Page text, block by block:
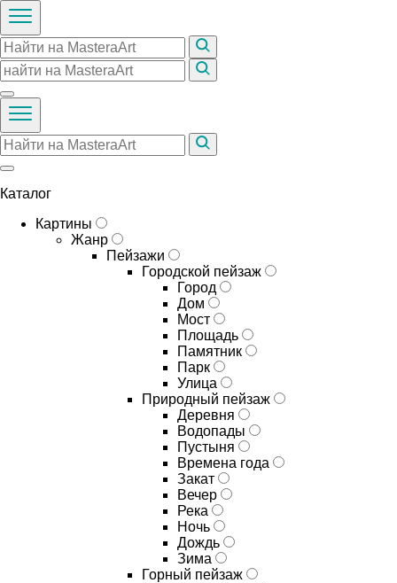
Каталог
Картины
Жанр
Пейзажи
Городской пейзаж
Город
Дом
Мост
Площадь
Памятник
Парк
Улица
Природный пейзаж
Деревня
Водопады
Пустыня
Времена года
Закат
Вечер
Река
Ночь
Дождь
Зима
Горный пейзаж